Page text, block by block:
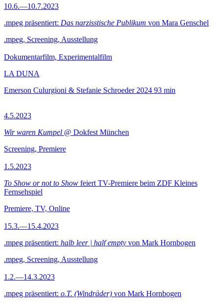
10.6.—10.7.2023
.mpeg präsentiert: Das narzisstische Publikum von Mara Genschel
.mpeg, Screening, Ausstellung
Dokumentarfilm, Experimentalfilm
LA DUNA
Emerson Culurgioni & Stefanie Schroeder 2024 93 min
4.5.2023
Wir waren Kumpel @ Dokfest München
Screening, Premiere
1.5.2023
To Show or not to Show feiert TV-Premiere beim ZDF Kleines
Fernsehspiel
Premiere, TV, Online
15.3.—15.4.2023
.mpeg präsentiert: halb leer | half empty von Mark Hornbogen
.mpeg, Screening, Ausstellung
1.2.—14.3.2023
.mpeg präsentiert: o.T. (Windräder) von Mark Hornbogen